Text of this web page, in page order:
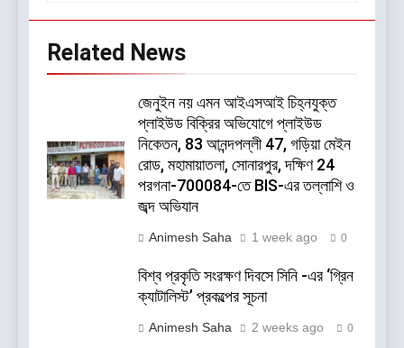
Related News
জেনুইন নয় এমন আইএসআই চিহ্নযুক্ত
প্লাইউড বিক্রির অভিযোগে প্লাইউড
নিকেতন, 83 আনন্দপল্লী 47, গড়িয়া মেইন
রোড, মহামায়াতলা, সোনারপুর, দক্ষিণ 24
পরগনা-700084-তে BIS-এর তল্লাশি ও
জব্দ অভিযান
Animesh Saha 1 week ago 0
বিশ্ব প্রকৃতি সংরক্ষণ দিবসে সিনি -এর ‘গ্রিন
ক্যাটালিস্ট’ প্রকল্পের সূচনা
Animesh Saha 2 weeks ago 0